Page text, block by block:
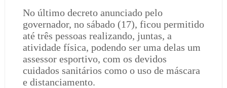
No último decreto anunciado pelo
governador, no sábado (17), ficou permitido
até três pessoas realizando, juntas, a
atividade física, podendo ser uma delas um
assessor esportivo, com os devidos
cuidados sanitários como o uso de máscara
e distanciamento.